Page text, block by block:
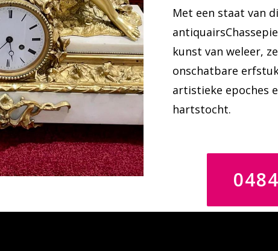
Met een staat van
kunst van weleer,
onschatbare
artistieke epoches
hartstocht.